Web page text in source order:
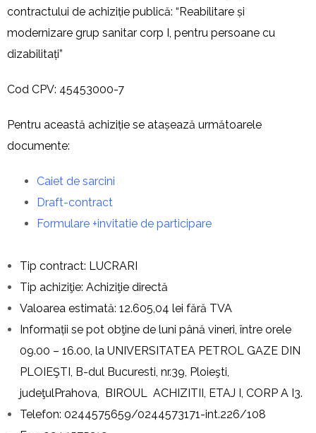
contractului de achiziție publică: “Reabilitare și
modernizare grup sanitar corp I, pentru persoane cu
dizabilitați”
Cod CPV: 45453000-7
Pentru această achiziție se atașează următoarele
documente:
Caiet de sarcini
Draft-contract
Formulare +invitatie de participare
Tip contract: LUCRARI
Tip achiziţie: Achiziţie directă
Valoarea estimată: 12.605,04 lei fără TVA
Informații se pot obţine de luni până vineri, între orele
09.00 – 16.00, la UNIVERSITATEA PETROL GAZE DIN
PLOIEŞTI, B-dul Bucuresti, nr.39, Ploieşti,
judeţulPrahova, BIROUL ACHIZITII, ETAJ I, CORP A I3.
Telefon: 0244575659/0244573171-int.226/108